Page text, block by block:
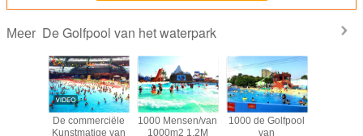
Meer De Golfpool van het waterpark
De commerciële
Kunstmatige van
1000 Mensen/van
1000m2 1.2M
1000 de Golfpool
van